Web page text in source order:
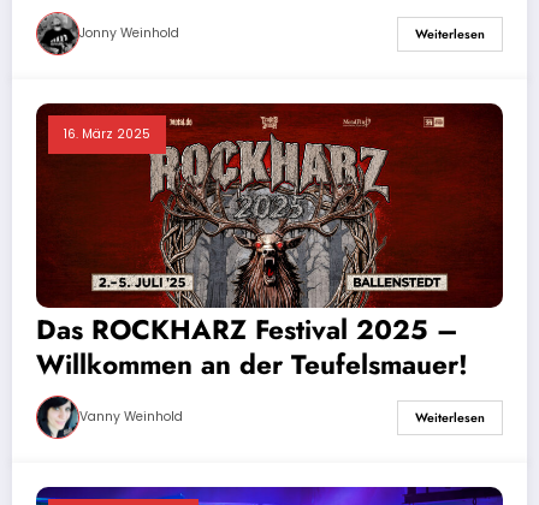
Jonny Weinhold Weiterlesen
16. März 2025
Das ROCKHARZ Festival 2025 –
Willkommen an der Teufelsmauer!
Vanny Weinhold Weiterlesen